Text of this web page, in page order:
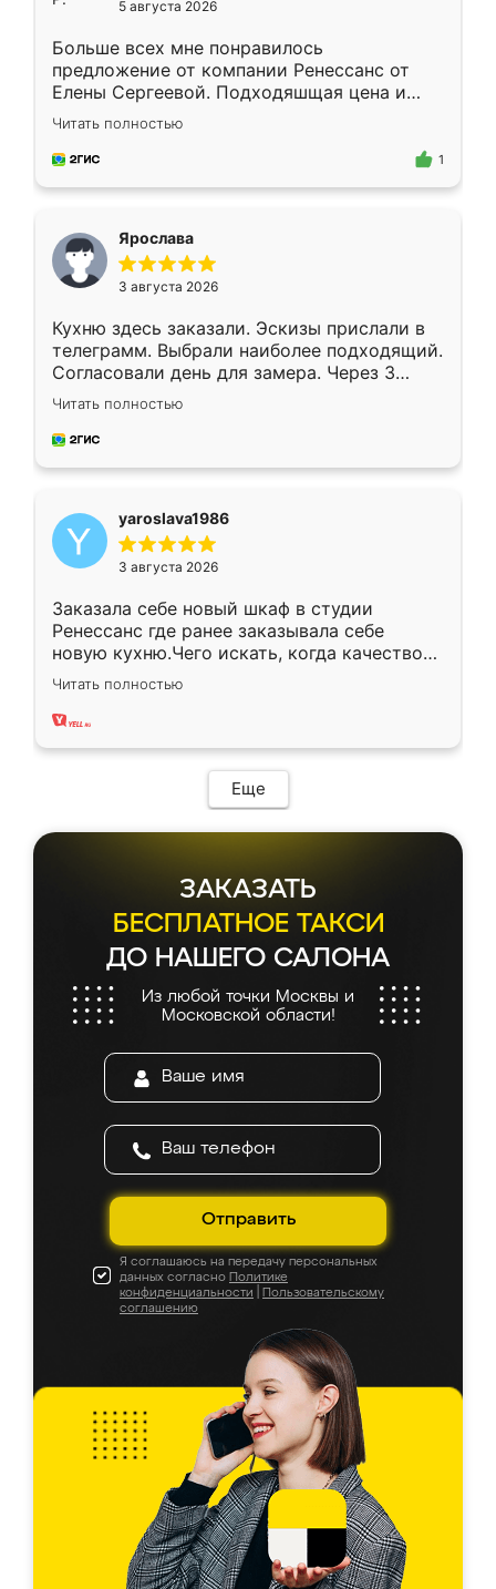
5 августа 2026
Больше всех мне понравилось
предложение от компании Ренессанс от
Елены Сергеевой. Подходяшщая цена и
короткие сроки изготовления. Приехавший
для замера сотрудник Владислав
предложил по моему эскизу самый
Читать полностью
1
Ярослава
3 августа 2026
Кухню здесь заказали. Эскизы прислали в
телеграмм. Выбрали наиболее подходящий.
Согласовали день для замера. Через 3
недели кухня была уже готова. Остались
довольны работой. Спасибо Ренессанс
мебель за качественную работу!
Читать полностью
yaroslava1986
3 августа 2026
Заказала себе новый шкаф в студии
Ренессанс где ранее заказывала себе
новую кухню.Чего искать, когда качеством
вполне довольна. Служит кухня уже почти
два года, нареканий нет.
Читать полностью
Еще
ЗАКАЗАТЬ
БЕСПЛАТНОЕ ТАКСИ
ДО НАШЕГО САЛОНА
Из любой точки Москвы и
Московской области!
Отправить
Я соглашаюсь на передачу персональных
данных согласно Политике
конфиденциальности
Пользовательскому
соглашению